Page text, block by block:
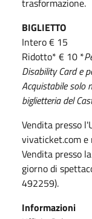
BIGLIETTO
Intero € 15
Ridotto* € 10 *
Disability Card e
Acquistabile solo
biglietteria del
Vendita presso
vivaticket.com
Vendita presso
giorno di
492259).
Informazioni